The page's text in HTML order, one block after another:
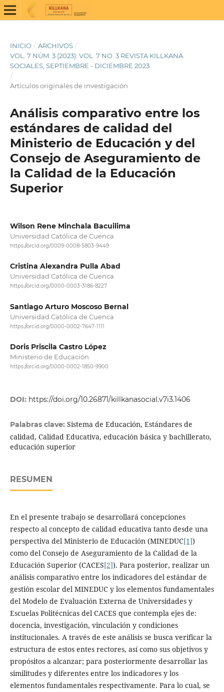
INICIO / ARCHIVOS /
VOL. 7 NÚM. 3 (2023): VOL. 7 NO. 3 REVISTA KILLKANA
SOCIALES, SEPTIEMBRE - DICIEMBRE 2023
/
Artículos originales de investigación
Análisis comparativo entre los
estándares de calidad del
Ministerio de Educación y del
Consejo de Aseguramiento de
la Calidad de la Educación
Superior
Wilson Rene Minchala Bacuilima
Universidad Católica de Cuenca
https://orcid.org/0009-0008-5803-9449
Cristina Alexandra Pulla Abad
Universidad Católica de Cuenca
https://orcid.org/0000-0003-3186-8227
Santiago Arturo Moscoso Bernal
Universidad Católica de Cuenca
https://orcid.org/0000-0002-7647-1111
Doris Priscila Castro López
Ministerio de Educación
https://orcid.org/0000-0002-1850-9900
DOI: https://doi.org/10.26871/killkanasocial.v7i3.1406
Palabras clave: Sistema de Educación, Estándares de
calidad, Calidad Educativa, educación básica y bachillerato,
educación superior
RESUMEN
En el presente trabajo se desarrollará concepciones
respecto al concepto de calidad educativa tanto desde una
perspectiva del Ministerio de Educación (MINEDUC[1])
como del Consejo de Aseguramiento de la Calidad de la
Educación Superior (CACES[2]). Para posterior, realizar un
análisis comparativo entre los indicadores del estándar de
gestión escolar del MINEDUC y los elementos fundamentales
del Modelo de Evaluación Externa de Universidades y
Escuelas Politécnicas del CACES que contempla ejes de:
docencia, investigación, vinculación y condiciones
institucionales. A través de este análisis se busca verificar la
estructura de estos entes rectores, así como sus objetivos y
propósitos a alcanzar; para posteriormente desarrollar las
similitudes y diferentes entre los indicadores y los
elementos fundamentales respectivamente. Para lo cual, se